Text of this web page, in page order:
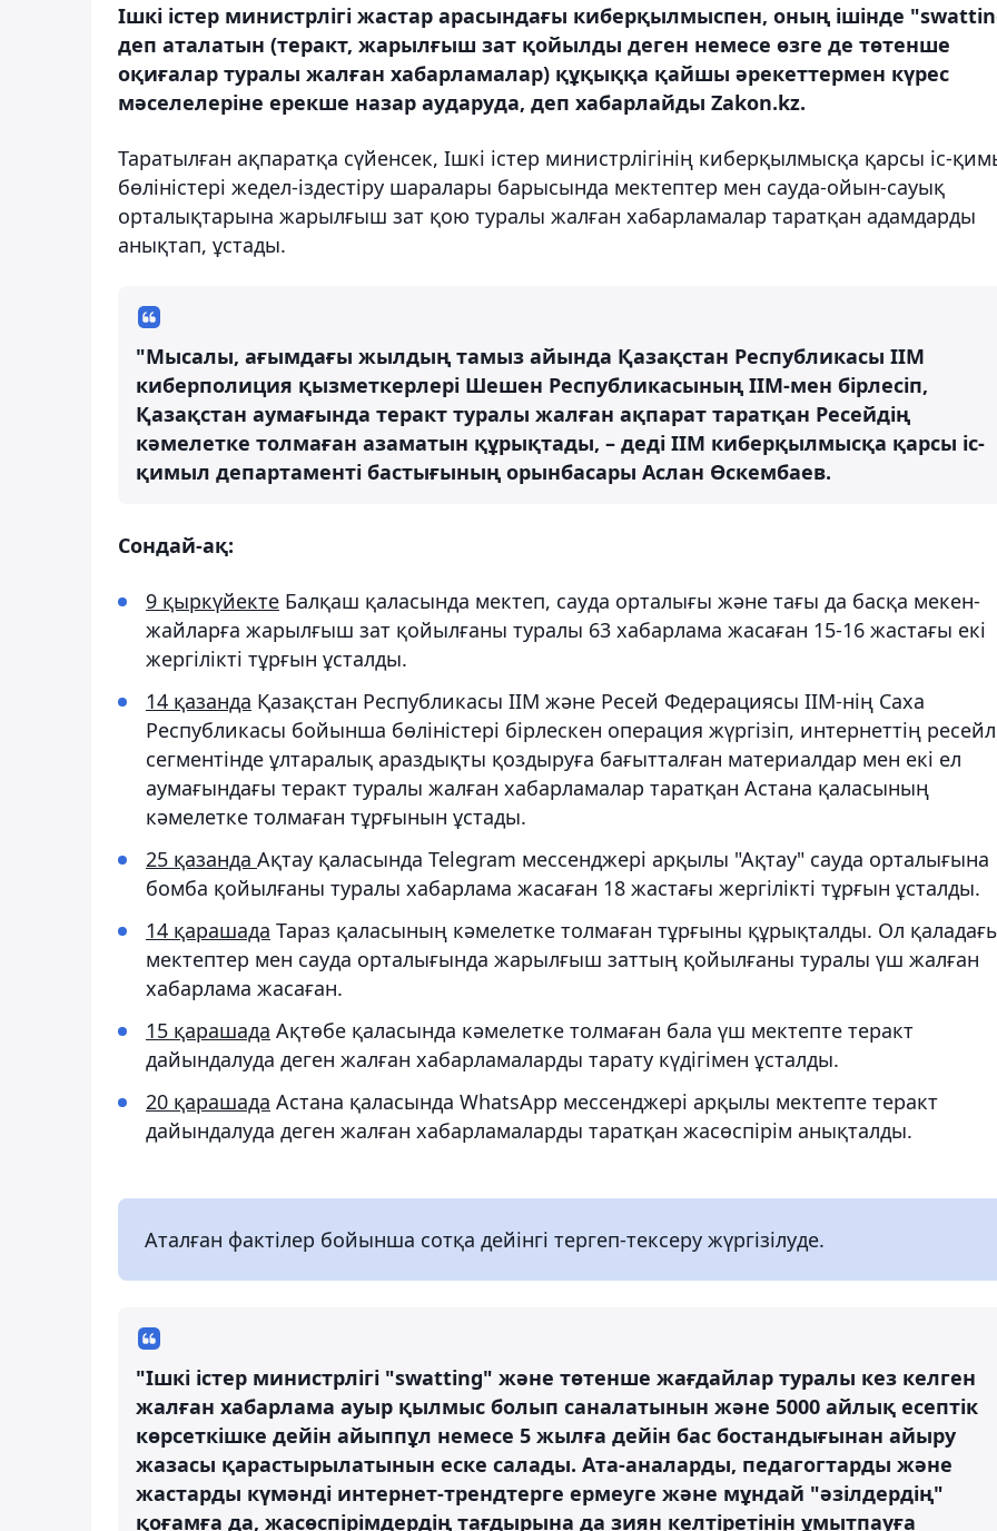
Ішкі істер министрлігі жастар арасындағы киберқылмыспен, оның ішінде
деп аталатын (теракт, жарылғыш зат қойылды деген немесе өзге де төтенше
оқиғалар туралы жалған хабарламалар) құқыққа қайшы әрекеттермен күрес
мәселелеріне ерекше назар аударуда, деп хабарлайды Zakon.kz.
Таратылған ақпаратқа сүйенсек, Ішкі істер министрлігінің киберқылмысқа қарсы іс-
бөліністері жедел-іздестіру шаралары барысында мектептер мен сауда-ойын-сауық
орталықтарына жарылғыш зат қою туралы жалған хабарламалар таратқан адамдарды
анықтап, ұстады.
"Мысалы, ағымдағы жылдың тамыз айында Қазақстан Республикасы ІІМ
киберполиция қызметкерлері Шешен Республикасының ІІМ-мен бірлесіп,
Қазақстан аумағында теракт туралы жалған ақпарат таратқан Ресейдің
кәмелетке толмаған азаматын құрықтады, – деді ІІМ киберқылмысқа қарсы іс-
қимыл департаменті бастығының орынбасары Аслан Өскембаев.
Сондай-ақ:
9 қыркүйекте Балқаш қаласында мектеп, сауда орталығы және тағы да басқа мекен-
жайларға жарылғыш зат қойылғаны туралы 63 хабарлама жасаған 15-16 жастағы екі
жергілікті тұрғын ұсталды.
14 қазанда Қазақстан Республикасы ІІМ және Ресей Федерациясы ІІМ-нің Саха
Республикасы бойынша бөліністері бірлескен операция жүргізіп, интернеттің
сегментінде ұлтаралық араздықты қоздыруға бағытталған материалдар мен екі ел
аумағындағы теракт туралы жалған хабарламалар таратқан Астана қаласының
кәмелетке толмаған тұрғынын ұстады.
25 қазанда Ақтау қаласында Telegram мессенджері арқылы "Ақтау" сауда орталығына
бомба қойылғаны туралы хабарлама жасаған 18 жастағы жергілікті тұрғын ұсталды.
14 қарашада Тараз қаласының кәмелетке толмаған тұрғыны құрықталды. Ол
мектептер мен сауда орталығында жарылғыш заттың қойылғаны туралы үш жалған
хабарлама жасаған.
15 қарашада Ақтөбе қаласында кәмелетке толмаған бала үш мектепте теракт
дайындалуда деген жалған хабарламаларды тарату күдігімен ұсталды.
20 қарашада Астана қаласында WhatsApp мессенджері арқылы мектепте теракт
дайындалуда деген жалған хабарламаларды таратқан жасөспірім анықталды.
Аталған фактілер бойынша сотқа дейінгі тергеп-тексеру жүргізілуде.
"Ішкі істер министрлігі "swatting" және төтенше жағдайлар туралы кез келген
жалған хабарлама ауыр қылмыс болып саналатынын және 5000 айлық есептік
көрсеткішке дейін айыппұл немесе 5 жылға дейін бас бостандығынан айыру
жазасы қарастырылатынын еске салады. Ата-аналарды, педагогтарды және
жастарды күмәнді интернет-трендтерге ермеуге және мұндай "әзілдердің"
қоғамға да, жасөспірімдердің тағдырына да зиян келтіретінін ұмытпауға